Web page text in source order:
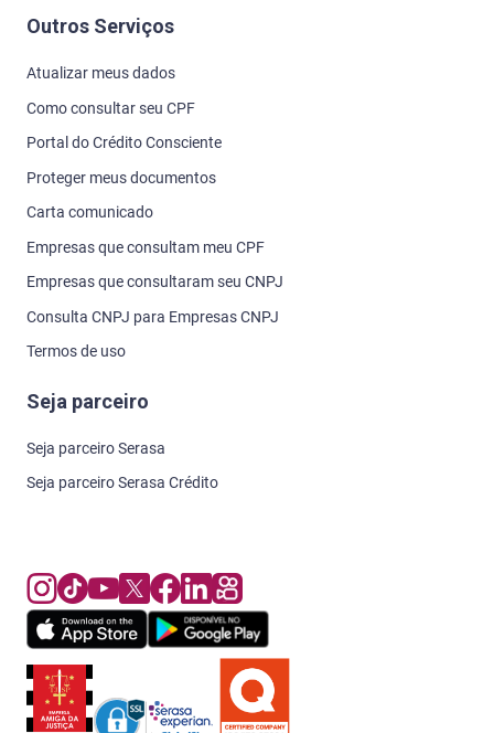
Outros Serviços
Atualizar meus dados
Como consultar seu CPF
Portal do Crédito Consciente
Proteger meus documentos
Carta comunicado
Empresas que consultam meu CPF
Empresas que consultaram seu CNPJ
Consulta CNPJ para Empresas CNPJ
Termos de uso
Seja parceiro
Seja parceiro Serasa
Seja parceiro Serasa Crédito